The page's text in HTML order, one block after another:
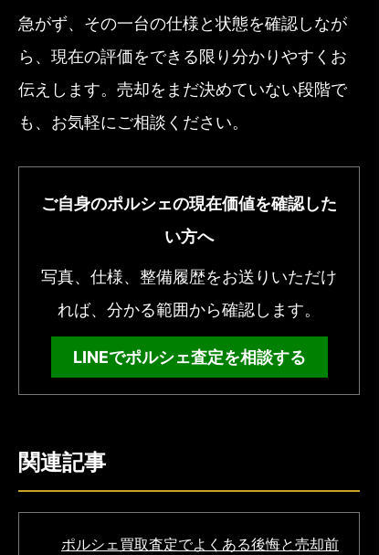
急がず、その一台の仕様と状態を確認しなが
ら、現在の評価をできる限り分かりやすくお
伝えします。売却をまだ決めていない段階で
も、お気軽にご相談ください。
ご自身のポルシェの現在価値を確認した
い方へ
写真、仕様、整備履歴をお送りいただけ
れば、分かる範囲から確認します。
LINEでポルシェ査定を相談する
関連記事
ポルシェ買取査定でよくある後悔と売却前